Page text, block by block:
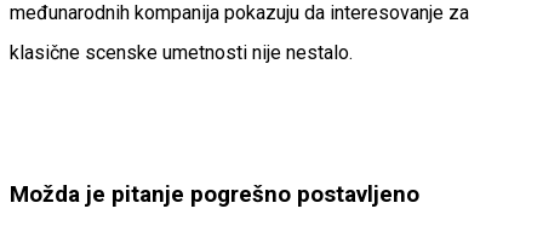
međunarodnih kompanija pokazuju da interesovanje za
klasične scenske umetnosti nije nestalo.
Možda je pitanje pogrešno postavljeno